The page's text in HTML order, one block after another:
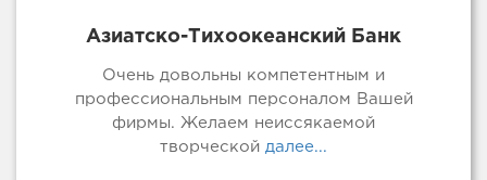
Азиатско-Тихоокеанский Банк
Очень довольны компетентным и
профессиональным персоналом Вашей
фирмы. Желаем неиссякаемой
творческой далее...